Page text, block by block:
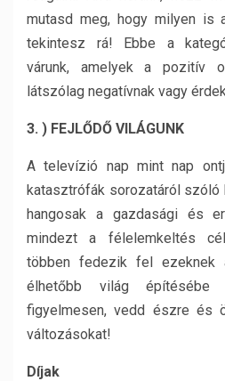
mutasd meg, hogy milyen is
tekintesz rá! Ebbe a
várunk, amelyek a pozitív
látszólag negatívnak vagy
3. ) FEJLŐDŐ VILÁGUNK
A televízió nap mint nap
katasztrófák sorozatáról szóló
hangosak a gazdasági és
mindezt a félelemkeltés
többen fedezik fel ezeknek
élhetőbb világ
figyelmesen, vedd észre és
változásokat!
Díjak